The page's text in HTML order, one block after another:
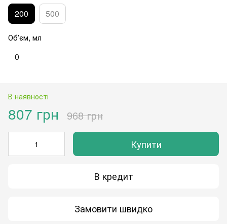
200 500
Обʼєм, мл
0
В наявності
807 грн 968 грн
Купити
В кредит
Замовити швидко